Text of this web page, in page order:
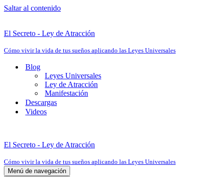
Saltar al contenido
El Secreto - Ley de Atracción
Cómo vivir la vida de tus sueños aplicando las Leyes Universales
Blog
Leyes Universales
Ley de Atracción
Manifestación
Descargas
Videos
El Secreto - Ley de Atracción
Cómo vivir la vida de tus sueños aplicando las Leyes Universales
Menú de navegación